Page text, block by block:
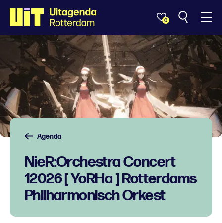
0
Agenda
NieR:Orchestra Concert
12026 [ YoRHa ] Rotterdams
Philharmonisch Orkest